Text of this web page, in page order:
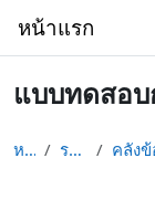
หน้าแรก
แบบทดสอบ
หน้าหลัก รายวิชาทั้งหมด